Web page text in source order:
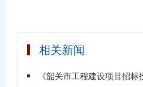
相关新闻